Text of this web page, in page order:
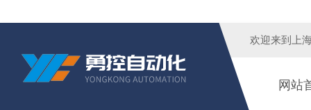
欢迎来到 上
网站